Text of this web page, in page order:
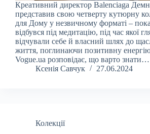
Креативний директор Balenciaga
представив свою четверту кутюрну
для Дому у незвичному форматі –
відбувся під медитацію, під час якої
відчували себе й власний шлях до
життя, поглинаючи позитивну
Vogue.ua розповідає, що варто знати…
Ксенія Савчук
27.06.2024
Колекції